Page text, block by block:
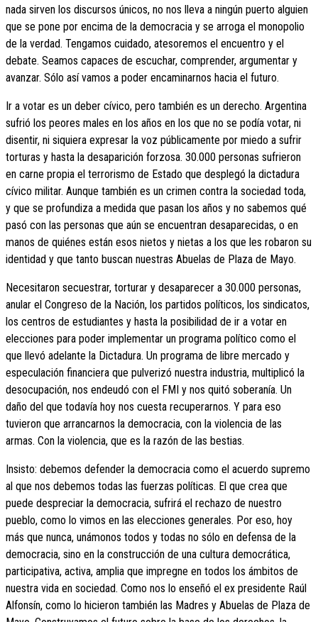
nada sirven los discursos únicos, no nos lleva a ningún puerto alguien
que se pone por encima de la democracia y se arroga el monopolio
de la verdad. Tengamos cuidado, atesoremos el encuentro y el
debate. Seamos capaces de escuchar, comprender, argumentar y
avanzar. Sólo así vamos a poder encaminarnos hacia el futuro.
Ir a votar es un deber cívico, pero también es un derecho. Argentina
sufrió los peores males en los años en los que no se podía votar, ni
disentir, ni siquiera expresar la voz públicamente por miedo a sufrir
torturas y hasta la desaparición forzosa. 30.000 personas sufrieron
en carne propia el terrorismo de Estado que desplegó la dictadura
cívico militar. Aunque también es un crimen contra la sociedad toda,
y que se profundiza a medida que pasan los años y no sabemos qué
pasó con las personas que aún se encuentran desaparecidas, o en
manos de quiénes están esos nietos y nietas a los que les robaron su
identidad y que tanto buscan nuestras Abuelas de Plaza de Mayo.
Necesitaron secuestrar, torturar y desaparecer a 30.000 personas,
anular el Congreso de la Nación, los partidos políticos, los sindicatos,
los centros de estudiantes y hasta la posibilidad de ir a votar en
elecciones para poder implementar un programa político como el
que llevó adelante la Dictadura. Un programa de libre mercado y
especulación financiera que pulverizó nuestra industria, multiplicó la
desocupación, nos endeudó con el FMI y nos quitó soberanía. Un
daño del que todavía hoy nos cuesta recuperarnos. Y para eso
tuvieron que arrancarnos la democracia, con la violencia de las
armas. Con la violencia, que es la razón de las bestias.
Insisto: debemos defender la democracia como el acuerdo supremo
al que nos debemos todas las fuerzas políticas. El que crea que
puede despreciar la democracia, sufrirá el rechazo de nuestro
pueblo, como lo vimos en las elecciones generales. Por eso, hoy
más que nunca, unámonos todos y todas no sólo en defensa de la
democracia, sino en la construcción de una cultura democrática,
participativa, activa, amplia que impregne en todos los ámbitos de
nuestra vida en sociedad. Como nos lo enseñó el ex presidente Raúl
Alfonsín, como lo hicieron también las Madres y Abuelas de Plaza de